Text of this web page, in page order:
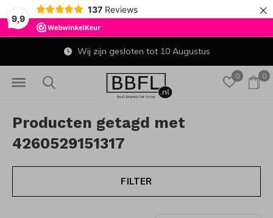
9,9
137 Reviews ×
0 0
Wij zijn gesloten tot 10 Augustus
Producten getagd met
4260529151317
FILTER